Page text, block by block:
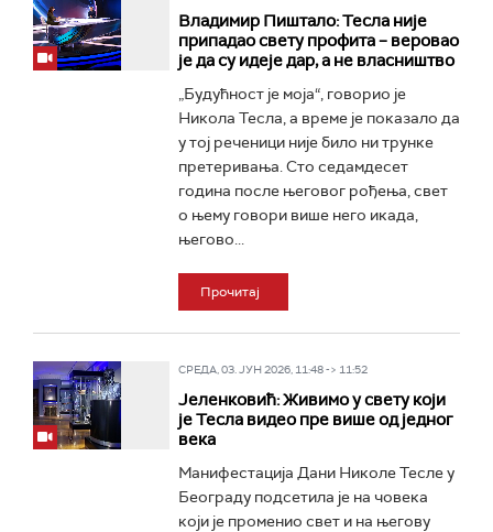
Владимир Пиштало: Тесла није
припадао свету профита – веровао
је да су идеје дар, а не власништво
„Будућност је моја“, говорио је
Никола Тесла, а време је показало да
у тој реченици није било ни трунке
претеривања. Сто седамдесет
година после његовог рођења, свет
о њему говори више него икада,
његово...
Прочитај
СРЕДА, 03. ЈУН 2026, 11:48 -> 11:52
Јеленковић: Живимо у свету који
је Тесла видео пре више од једног
века
Манифестација Дани Николе Тесле у
Београду подсетила је на човека
који је променио свет и на његову